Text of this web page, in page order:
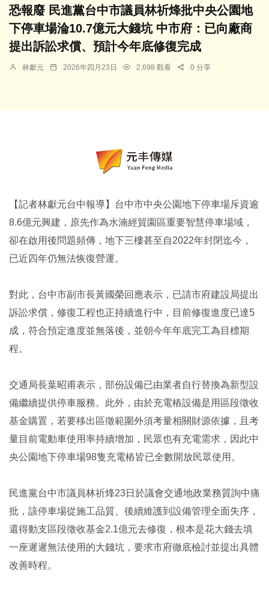
恐報廢 民進黨台中市議員林祈烽批中央公園地
下停車場淪10.7億元大錢坑 中市府：已向廠商
提出訴訟求償、預計今年底修復完成
林獻元 2026年四月23日 2,698 觀看 0 分享
【記者林獻元台中報導】台中市中央公園地下停車場斥資逾
8.6億元興建，原先作為水湳經貿園區重要智慧停車場域，
卻在啟用後問題頻傳，地下三樓甚至自2022年封閉迄今，
已近四年仍無法恢復營運。
對此，台中市副市長黃國榮回應表示，已請市府建設局提出
訴訟求償，修復工程也正持續進行中，目前修復進度已達5
成，符合預定進度並無落後，並朝今年年底完工為目標期
程。
交通局長葉昭甫表示，部份設備已由業者自行替換為新型設
備繼續提供停車服務。此外，由於充電樁設備是用區段徵收
基金購置，若要移出區徵範圍外須考量相關財源依據，且考
量目前電動車使用率持續增加，民眾也有充電需求，因此中
央公園地下停車場98隻充電樁皆已全數開放民眾使用。
民進黨台中市議員林祈烽23日於議會交通地政業務質詢中痛
批，該停車場從施工品質、後續維護到設備管理全面失序，
還得動支區段徵收基金2.1億元去修復，根本是花大錢去填
一座遲遲無法使用的大錢坑，要求市府徹底檢討並提出具體
改善時程。